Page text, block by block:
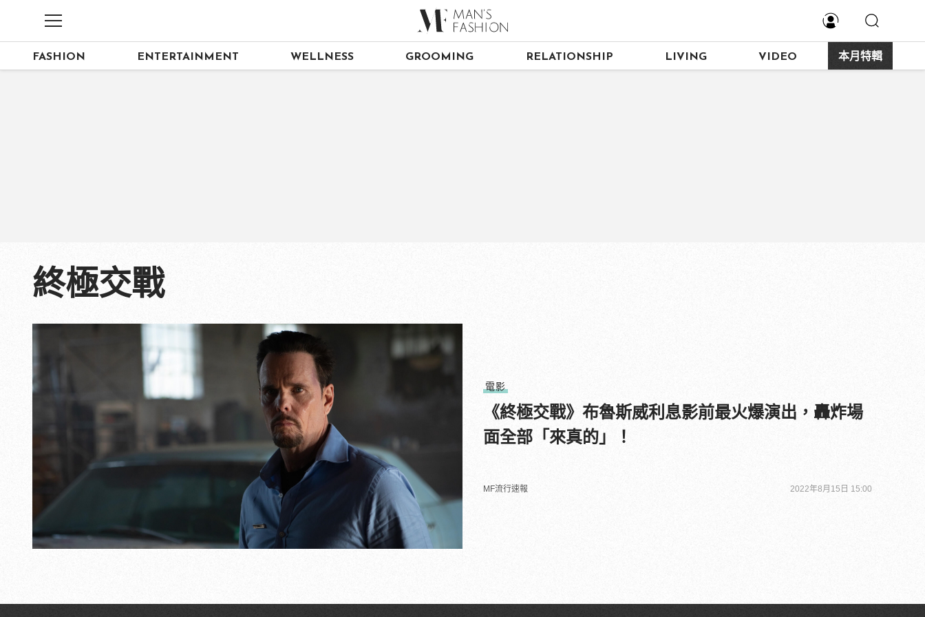
FASHION ENTERTAINMENT WELLNESS GROOMING RELATIONSHIP LIVING VIDEO 本月特輯
終極交戰
電影
《終極交戰》布魯斯威利息影前最火爆演出，轟炸場
面全部「來真的」！
MF流行速報 2022年8月15日 15:00